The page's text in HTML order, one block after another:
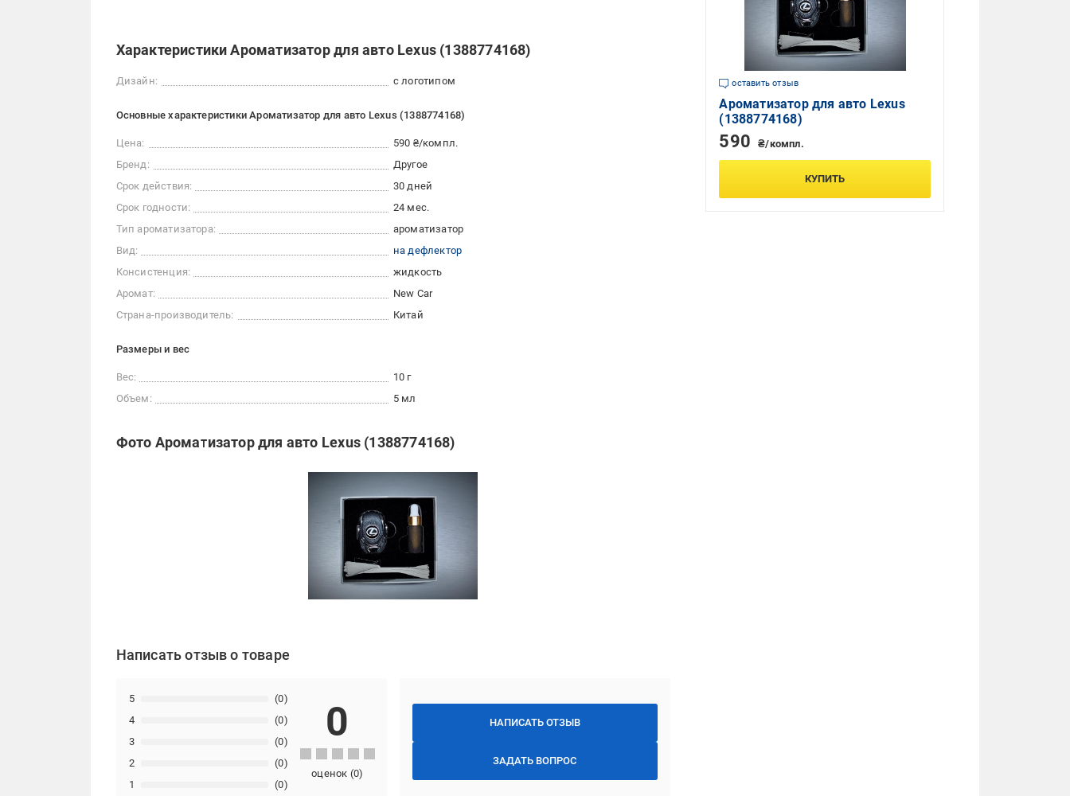
Характеристики Ароматизатор для авто Lexus (1388774168)
Дизайн: с логотипом
Основные характеристики Ароматизатор для авто Lexus (1388774168)
Цена:
590 ₴/компл.
Бренд:
Другое
Срок действия:
30 дней
Срок годности:
24 мес.
Тип ароматизатора:
ароматизатор
Вид:
на дефлектор
Консистенция:
жидкость
Аромат:
New Car
Страна-производитель:
Китай
Размеры и вес
Вес:
10 г
Объем:
5 мл
Фото Ароматизатор для авто Lexus (1388774168)
Написать отзыв о товаре
НАПИСАТЬ ОТЗЫВ
ЗАДАТЬ ВОПРОС
1 (0)
2 (0)
3 (0)
4 (0)
5 (0)
0
оценок (0)
оставить отзыв
Ароматизатор для авто Lexus
(1388774168)
590 ₴/компл.
КУПИТЬ